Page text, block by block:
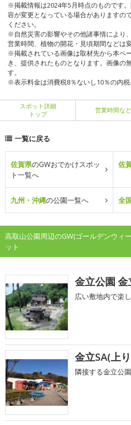
※掲載情報は2024年5月時点のものです
容が変更となっている場合がありますの
ください。
※自然災害の影響やその他諸事情により
営業時間、植物の開花・見頃期間などは
※掲載されている画像は取材先から本ペ
き、提供されたものとなります。画像の
す。
※表示料金は消費税8％ないし10％の内税
スポット詳細
トップ
営業時間など
一覧に戻る
佐賀県のGWおでかけスポッ
ト一覧へ
佐
九州・沖縄の公園一覧へ 全
高取山公園周辺のGW(ゴールデンウィ
ット
金立公園
広い敷地内で楽
金立SA(上
隣接する金立公